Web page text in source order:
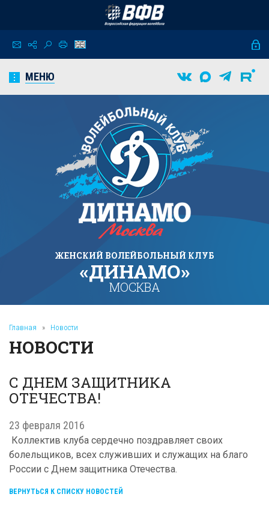
МЕНЮ
ЖЕНСКИЙ ВОЛЕЙБОЛЬНЫЙ КЛУБ
«ДИНАМО»
МОСКВА
Главная » Новости
НОВОСТИ
С ДНЕМ ЗАЩИТНИКА
ОТЕЧЕСТВА!
23 февраля 2016
Коллектив клуба сердечно поздравляет своих
болельщиков, всех служивших и служащих на благо
России с Днем защитника Отечества.
ВЕРНУТЬСЯ К СПИСКУ НОВОСТЕЙ